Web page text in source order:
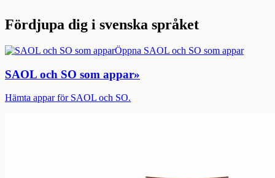
Fördjupa dig i svenska språket
Öppna SAOL och SO som appar
SAOL och SO som appar»
Hämta appar för SAOL och SO.